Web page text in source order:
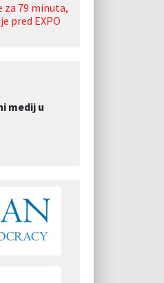
za 79 minuta,
pred EXPO
medij u